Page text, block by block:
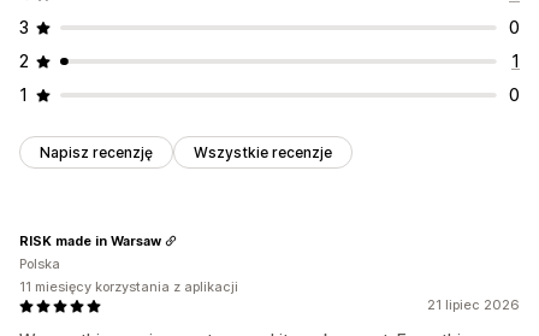
3
0
2
1
1
0
Napisz recenzję Wszystkie recenzje
21 lipiec 2026
RISK made in Warsaw
Polska
11 miesięcy korzystania z aplikacji